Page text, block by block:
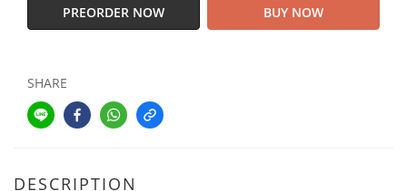
PREORDER NOW BUY NOW
SHARE
DESCRIPTION